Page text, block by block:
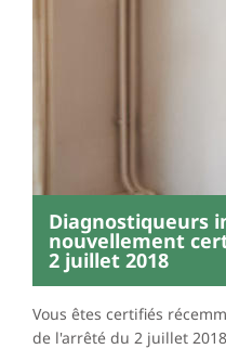
Diagnostiqueurs
nouvellement
2 juillet 2018
Vous êtes certifiés
de l'arrêté du 2 juillet